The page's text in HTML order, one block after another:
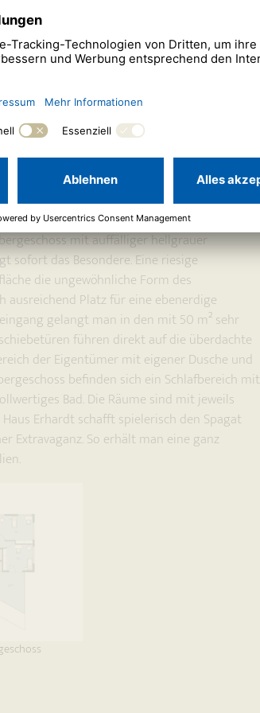
Design.
mit auffälliger hellgrauer
sofort das Besondere. Eine riesige
die ungewöhnliche Form des
ausreichend Platz für eine ebenerdige
gelangt man in den mit 50 m² sehr
führen direkt auf die überdachte
der Eigentümer mit eigener Dusche und
befinden sich ein Schlafbereich mit
Bad. Die Räume sind mit jeweils
Erhardt schafft spielerisch den Spagat
Extravaganz. So erhält man eine ganz